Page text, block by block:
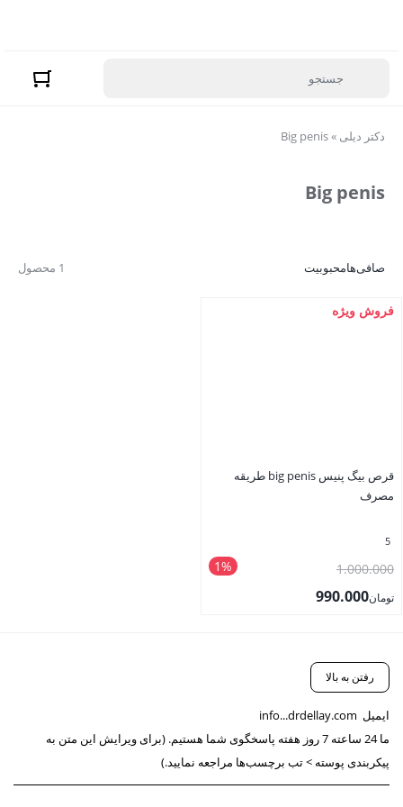
دکتر دیلی »
Big penis
Big penis
1 محصول صافی‌هامحبوبیت
فروش ویژه
قرص بیگ پنیس big penis طریقه
مصرف
5
1% 1.000.000قیمت
اصلی
تومان990.000
تومان990.000
است.
رفتن به بالا
ایمیل info...drdellay.com
ما 24 ساعته 7 روز هفته پاسخگوی شما هستیم. (برای ویرایش این متن به
پیکربندی پوسته > تب برچسب‌ها مراجعه نمایید.)